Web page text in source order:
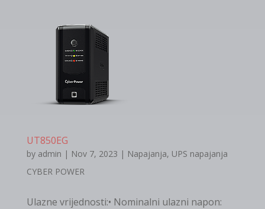
UT850EG
by admin | Nov 7, 2023 | Napajanja, UPS napajanja
CYBER POWER
Ulazne vrijednosti:• Nominalni ulazni napon: